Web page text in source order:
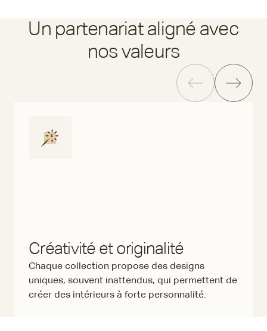
Un partenariat aligné avec
nos valeurs
Créativité et originalité
Chaque collection propose des designs
uniques, souvent inattendus, qui permettent de
créer des intérieurs à forte personnalité.